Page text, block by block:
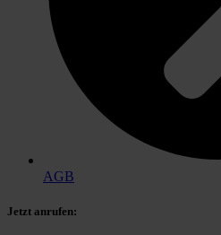
AGB
Jetzt anrufen: